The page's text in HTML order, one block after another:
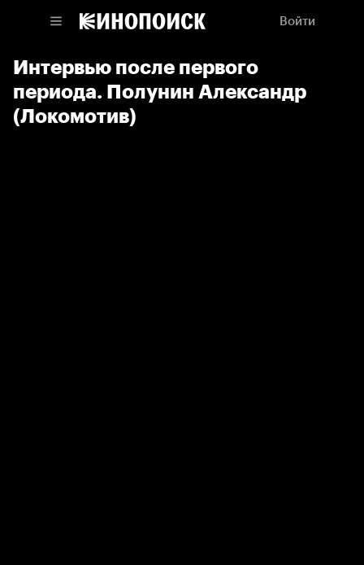
Войти
Интервью после первого
периода. Полунин Александр
(Локомотив)